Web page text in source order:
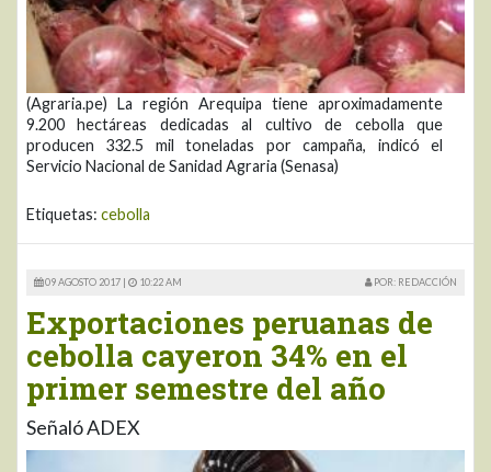
(Agraria.pe) La región Arequipa tiene aproximadamente
9.200 hectáreas dedicadas al cultivo de cebolla que
producen 332.5 mil toneladas por campaña, indicó el
Servicio Nacional de Sanidad Agraria (Senasa)
Etiquetas: cebolla
09 AGOSTO 2017 | 10:22 AM POR: REDACCIÓN
Exportaciones peruanas de
cebolla cayeron 34% en el
primer semestre del año
Señaló ADEX